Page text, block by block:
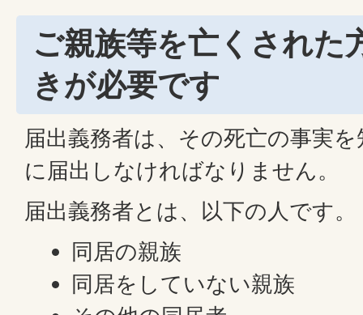
ご親族等を亡くされた
きが必要です
届出義務者は、その死亡の事実
に届出しなければなりません。
届出義務者とは、以下の人です。
同居の親族
同居をしていない親族